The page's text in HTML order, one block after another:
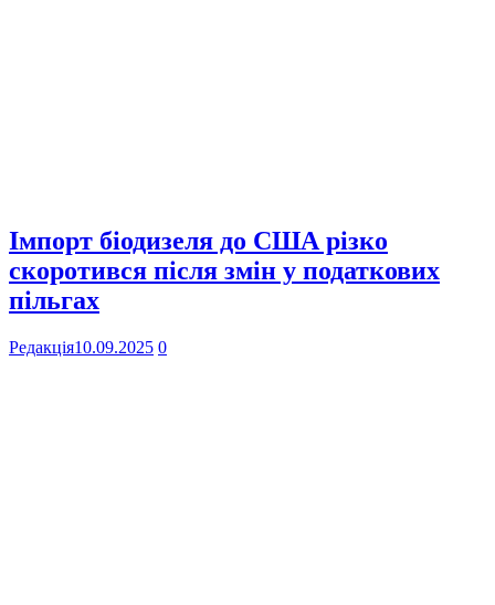
Імпорт біодизеля до США різко
скоротився після змін у податкових
пільгах
Редакція10.09.2025 0